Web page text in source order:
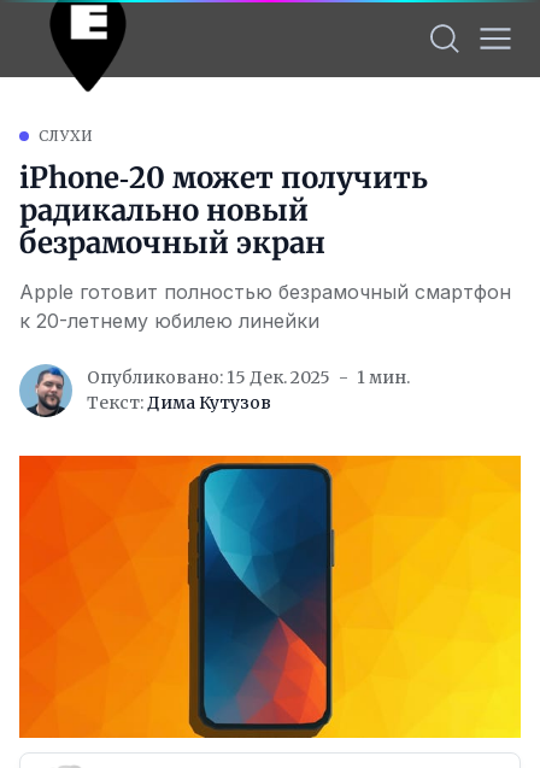
СЛУХИ
iPhone‑20 может получить
радикально новый
безрамочный экран
Apple готовит полностью безрамочный смартфон
к 20-летнему юбилею линейки
Опубликовано: 15 Дек. 2025
1 мин.
Текст:Дима Кутузов